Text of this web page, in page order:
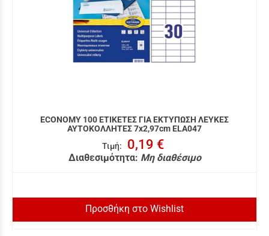
ECONOMY 100 ΕΤΙΚΕΤΕΣ ΓΙΑ ΕΚΤΥΠΩΣΗ ΛΕΥΚΕΣ
ΑΥΤΟΚΟΛΛΗΤΕΣ 7x2,97cm ELA047
Τιμή: 0,19 €
Διαθεσιμότητα: Μη διαθέσιμο
Προσθήκη στο Wishlist